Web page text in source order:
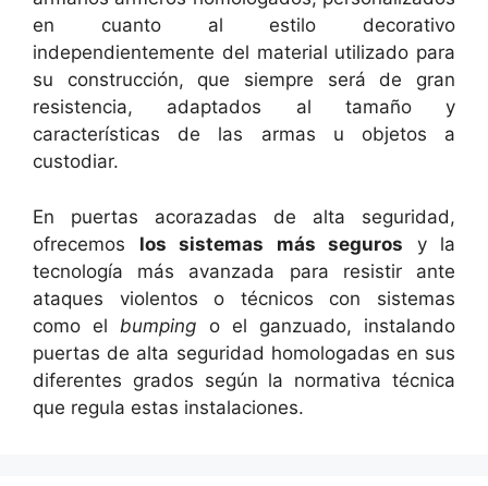
en cuanto al estilo decorativo
independientemente del material utilizado para
su construcción, que siempre será de gran
resistencia, adaptados al tamaño y
características de las armas u objetos a
custodiar.
En puertas acorazadas de alta seguridad,
ofrecemos los sistemas más seguros y la
tecnología más avanzada para resistir ante
ataques violentos o técnicos con sistemas
como el bumping o el ganzuado, instalando
puertas de alta seguridad homologadas en sus
diferentes grados según la normativa técnica
que regula estas instalaciones.